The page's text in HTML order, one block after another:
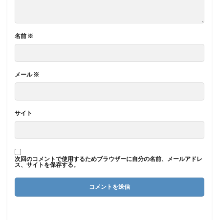
名前 ※
メール※
サイト
次回のコメントで使用するためブラウザーに自分の名前、メールアドレ
ス、サイトを保存する。